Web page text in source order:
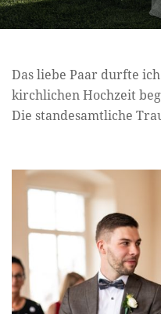
Das liebe Paar durfte
kirchlichen Hochzeit
Die standesamtliche